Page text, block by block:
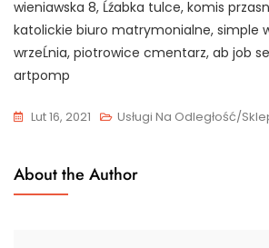
wieniawska 8, Ĺźabka tulce, komis
katolickie biuro matrymonialne, simple
wrzeĹnia, piotrowice cmentarz, ab job
artpomp
Lut 16, 2021 Usługi Na Odległość/
About the Author